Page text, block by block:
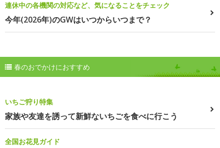
連休中の各機関の対応など、気になることをチェック
今年(2026年)のGWはいつからいつまで？
春のおでかけにおすすめ
いちご狩り特集
家族や友達を誘って新鮮ないちごを食べに行こう
全国お花見ガイド